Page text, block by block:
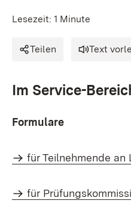
Lesezeit: 1 Minute
Teilen Text
Im Service-
Formulare
für Teilnehmende an
für